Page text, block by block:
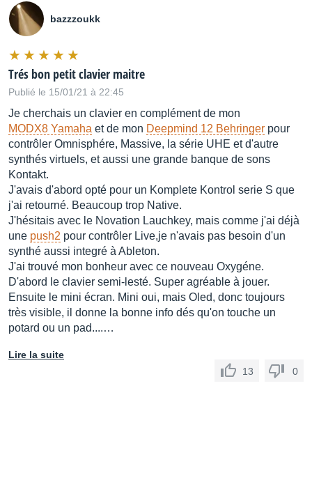
bazzzoukk
Trés bon petit clavier maitre
Publié le 15/01/21 à 22:45
Je cherchais un clavier en complément de mon
MODX8 Yamaha et de mon Deepmind 12 Behringer pour
contrôler Omnisphére, Massive, la série UHE et d'autre
synthés virtuels, et aussi une grande banque de sons
Kontakt.
J'avais d'abord opté pour un Komplete Kontrol serie S que
j'ai retourné. Beaucoup trop Native.
J'hésitais avec le Novation Lauchkey, mais comme j'ai déjà
une push2 pour contrôler Live,je n'avais pas besoin d'un
synthé aussi integré à Ableton.
J'ai trouvé mon bonheur avec ce nouveau Oxygéne.
D'abord le clavier semi-lesté. Super agréable à jouer.
Ensuite le mini écran. Mini oui, mais Oled, donc toujours
très visible, il donne la bonne info dés qu'on touche un
potard ou un pad....…
Lire la suite
13
0